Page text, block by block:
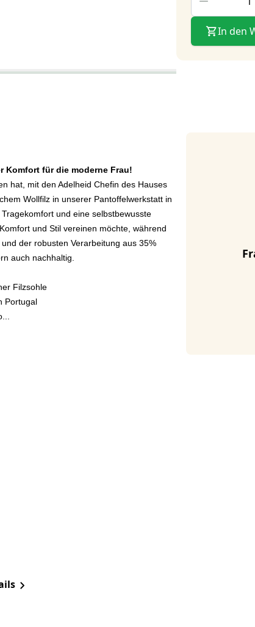
In den
Komfort für die moderne Frau!
hat, mit den Adelheid Chefin des Hauses
Wollfilz in unserer Pantoffelwerkstatt in
und eine selbstbewusste
und Stil vereinen möchte, während
der robusten Verarbeitung aus 35%
auch nachhaltig.
Filzsohle
Portugal